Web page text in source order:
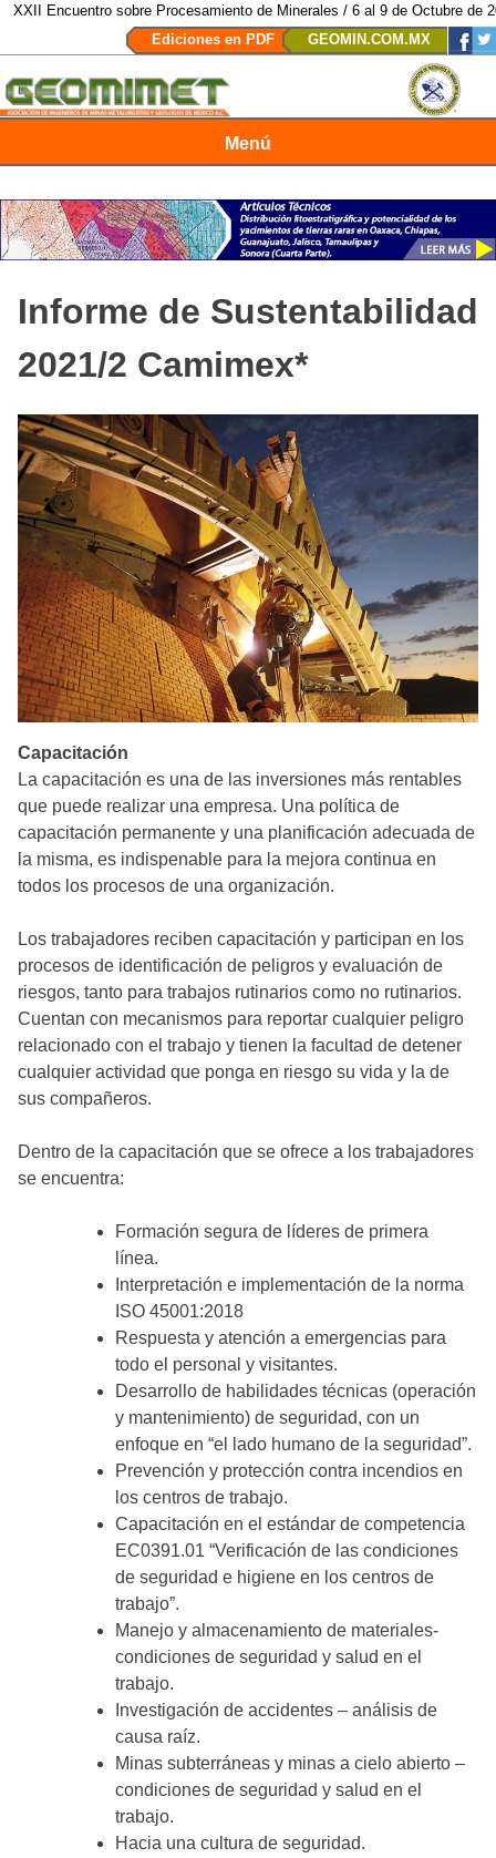
sobre Procesamiento de Minerales / 6 al 9 de Octubre de 2026
Ediciones en PDF
GEOMIN.COM.MX
Menú
Informe de Sustentabilidad
2021/2 Camimex*
Capacitación
La capacitación es una de las inversiones más rentables
que puede realizar una empresa. Una política de
capacitación permanente y una planificación adecuada de
la misma, es indispenable para la mejora continua en
todos los procesos de una organización.
Los trabajadores reciben capacitación y participan en los
procesos de identificación de peligros y evaluación de
riesgos, tanto para trabajos rutinarios como no rutinarios.
Cuentan con mecanismos para reportar cualquier peligro
relacionado con el trabajo y tienen la facultad de detener
cualquier actividad que ponga en riesgo su vida y la de
sus compañeros.
Dentro de la capacitación que se ofrece a los trabajadores
se encuentra:
Formación segura de líderes de primera
línea.
Interpretación e implementación de la norma
ISO 45001:2018
Respuesta y atención a emergencias para
todo el personal y visitantes.
Desarrollo de habilidades técnicas (operación
y mantenimiento) de seguridad, con un
enfoque en “el lado humano de la seguridad”.
Prevención y protección contra incendios en
los centros de trabajo.
Capacitación en el estándar de competencia
EC0391.01 “Verificación de las condiciones
de seguridad e higiene en los centros de
trabajo”.
Manejo y almacenamiento de materiales-
condiciones de seguridad y salud en el
trabajo.
Investigación de accidentes – análisis de
causa raíz.
Minas subterráneas y minas a cielo abierto –
condiciones de seguridad y salud en el
trabajo.
Hacia una cultura de seguridad.